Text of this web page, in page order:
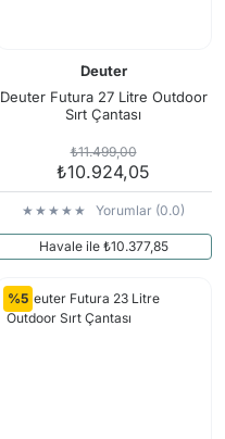
Deuter
Deuter Futura 27 Litre Outdoor
Sırt Çantası
₺11.499,00
₺10.924,05
Yorumlar (0.0)
Havale ile ₺10.377,85
%5